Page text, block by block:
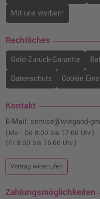
Mit uns werben!
Rechtliches
Geld-Zurück-Garantie
Datenschutz
Cookie
Kontakt
E-Mail: service@wiegand-
(Mo - Do 8:00 bis 17:00 Uhr)
(Fr 8:00 bis 16:00 Uhr)
Vertrag widerrufen
Zahlungsmöglichkeiten